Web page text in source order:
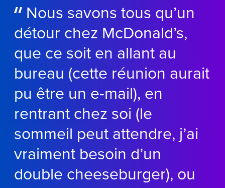
Nous savons tous qu’un
détour chez McDonald’s,
que ce soit en allant au
bureau (cette réunion aurait
pu être un e-mail), en
rentrant chez soi (le
sommeil peut attendre, j’ai
vraiment besoin d’un
double cheeseburger), ou